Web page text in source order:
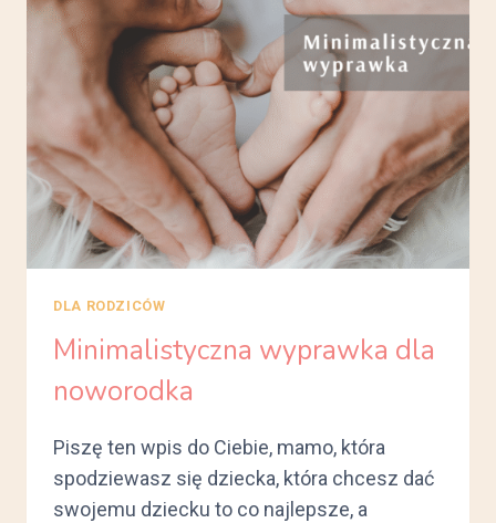
DLA RODZICÓW
Minimalistyczna wyprawka dla
noworodka
Piszę ten wpis do Ciebie, mamo, która
spodziewasz się dziecka, która chcesz dać
swojemu dziecku to co najlepsze, a